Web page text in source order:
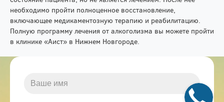
необходимо пройти полноценное восстановление,
включающее медикаментозную терапию и реабилитацию.
Полную программу лечения от алкоголизма вы можете пройти
в клинике «Аист» в Нижнем Новгороде.